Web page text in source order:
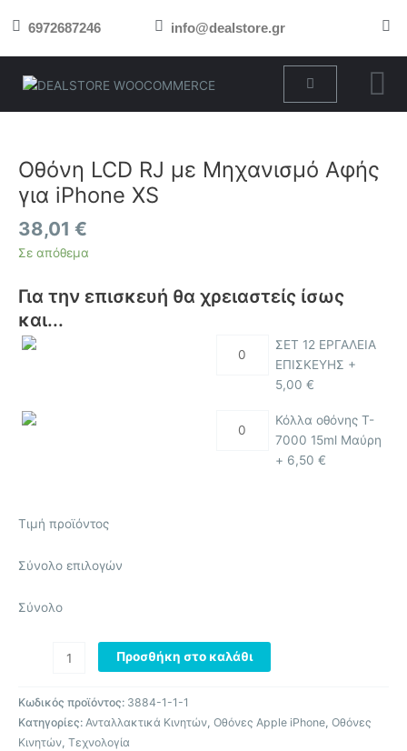
στο 6972687246 info@dealstore.gr
Cart
Οθόνη LCD RJ με Μηχανισμό Αφής
για iPhone XS
38,01 €
Σε απόθεμα
Για την επισκευή θα χρειαστείς ίσως
και...
ΣΕΤ 12 ΕΡΓΑΛΕΙΑ
ΕΠΙΣΚΕΥΗΣ +
5,00 €
Κόλλα οθόνης T-
7000 15ml Μαύρη
+ 6,50 €
Τιμή προϊόντος
Σύνολο επιλογών
Σύνολο
RJ
με
Μηχανισμό
Αφής
για
iPhone
ποσότητα
Προσθήκη στο καλάθι
Κωδικός προϊόντος: 3884-1-1-1
Κατηγορίες: Ανταλλακτικά Κινητών, Οθόνες Apple iPhone, Οθόνες
Κινητών, Τεχνολογία